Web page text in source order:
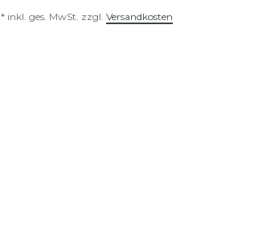
* inkl. ges. MwSt. zzgl. Versandkosten